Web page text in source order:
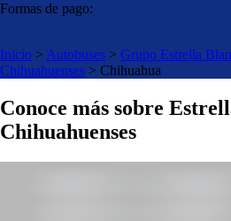
Formas de pago:
Inicio > Autobuses > Grupo Estrella
Chihuahuenses > Chihuahua
Conoce más sobre
Chihuahuenses